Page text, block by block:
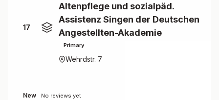
17
Altenpflege und sozialpäd.
Assistenz Singen der Deutschen
Angestellten-Akademie
Primary
Wehrdstr. 7
New No reviews yet